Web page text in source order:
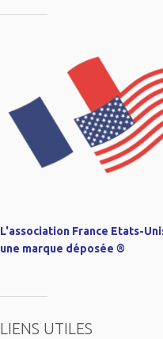
L'association France Etats-
une marque déposée ®
LIENS UTILES